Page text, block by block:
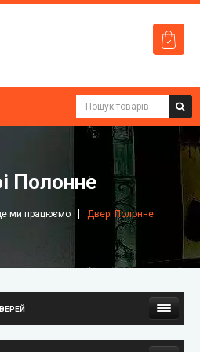
Полонне
де ми працюємо Двері Полонне